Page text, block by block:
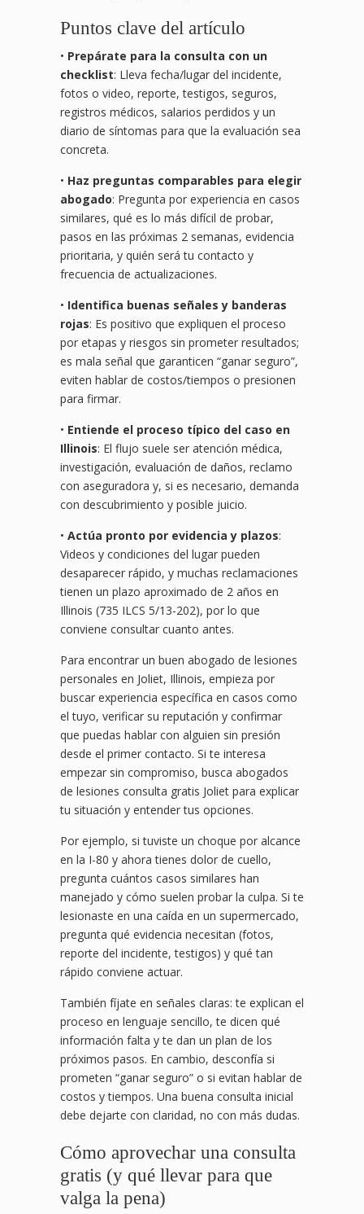
Puntos clave del artículo
• Prepárate para la consulta con un
checklist: Lleva fecha/lugar del incidente,
fotos o video, reporte, testigos, seguros,
registros médicos, salarios perdidos y un
diario de síntomas para que la evaluación sea
concreta.
• Haz preguntas comparables para elegir
abogado: Pregunta por experiencia en casos
similares, qué es lo más difícil de probar,
pasos en las próximas 2 semanas, evidencia
prioritaria, y quién será tu contacto y
frecuencia de actualizaciones.
• Identifica buenas señales y banderas
rojas: Es positivo que expliquen el proceso
por etapas y riesgos sin prometer resultados;
es mala señal que garanticen “ganar seguro”,
eviten hablar de costos/tiempos o presionen
para firmar.
• Entiende el proceso típico del caso en
Illinois: El flujo suele ser atención médica,
investigación, evaluación de daños, reclamo
con aseguradora y, si es necesario, demanda
con descubrimiento y posible juicio.
• Actúa pronto por evidencia y plazos:
Videos y condiciones del lugar pueden
desaparecer rápido, y muchas reclamaciones
tienen un plazo aproximado de 2 años en
Illinois (735 ILCS 5/13-202), por lo que
conviene consultar cuanto antes.
Para encontrar un buen abogado de lesiones
personales en Joliet, Illinois, empieza por
buscar experiencia específica en casos como
el tuyo, verificar su reputación y confirmar
que puedas hablar con alguien sin presión
desde el primer contacto. Si te interesa
empezar sin compromiso, busca abogados
de lesiones consulta gratis Joliet para explicar
tu situación y entender tus opciones.
Por ejemplo, si tuviste un choque por alcance
en la I-80 y ahora tienes dolor de cuello,
pregunta cuántos casos similares han
manejado y cómo suelen probar la culpa. Si te
lesionaste en una caída en un supermercado,
pregunta qué evidencia necesitan (fotos,
reporte del incidente, testigos) y qué tan
rápido conviene actuar.
También fíjate en señales claras: te explican el
proceso en lenguaje sencillo, te dicen qué
información falta y te dan un plan de los
próximos pasos. En cambio, desconfía si
prometen “ganar seguro” o si evitan hablar de
costos y tiempos. Una buena consulta inicial
debe dejarte con claridad, no con más dudas.
Cómo aprovechar una consulta
gratis (y qué llevar para que
valga la pena)